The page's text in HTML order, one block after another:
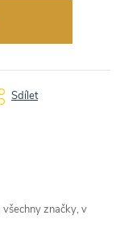
Sdílet
značky, v